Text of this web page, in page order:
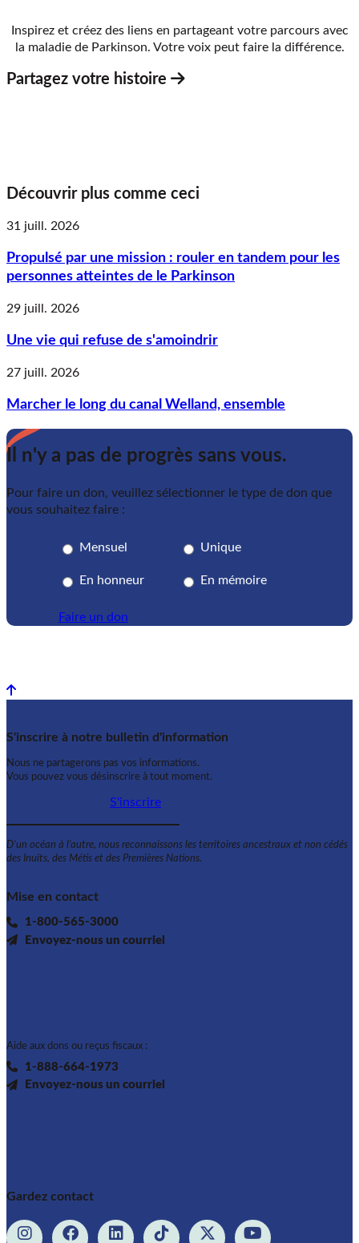
Inspirez et créez des liens en partageant votre parcours avec
la maladie de Parkinson. Votre voix peut faire la différence.
Partagez votre histoire
Découvrir plus comme ceci
31 juill. 2026
Propulsé par une mission : rouler en tandem pour les
personnes atteintes de le Parkinson
29 juill. 2026
Une vie qui refuse de s'amoindrir
27 juill. 2026
Marcher le long du canal Welland, ensemble
Il n'y a pas de progrès sans vous.
Pour faire un don, veuillez sélectionner le type de don que
vous souhaitez faire :
Mensuel Unique
En honneur En mémoire
Faire un don
Back to top
S'inscrire à notre bulletin d'information
Nous ne partagerons pas vos informations.
Vous pouvez vous désinscrire à tout moment.
S'inscrire
D’un océan à l’autre, nous reconnaissons les territoires ancestraux et non cédés
des Inuits, des Métis et des Premières Nations.
Mise en contact
1-800-565-3000
Envoyez-nous un courriel
Aide aux dons ou reçus fiscaux :
1-888-664-1973
Envoyez-nous un courriel
Gardez contact